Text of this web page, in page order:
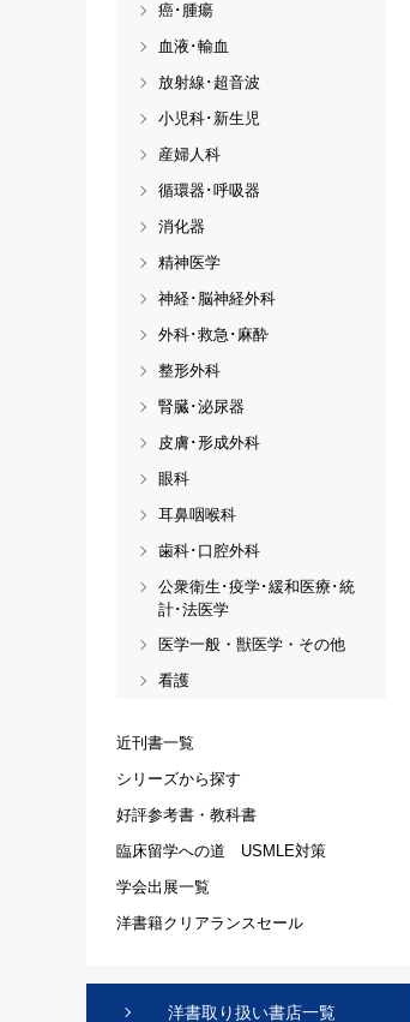
癌･腫瘍
血液･輸血
放射線･超音波
小児科･新生児
産婦人科
循環器･呼吸器
消化器
精神医学
神経･脳神経外科
外科･救急･麻酔
整形外科
腎臓･泌尿器
皮膚･形成外科
眼科
耳鼻咽喉科
歯科･口腔外科
公衆衛生･疫学･緩和医療･統
計･法医学
医学一般・獣医学・その他
看護
近刊書一覧
シリーズから探す
好評参考書・教科書
臨床留学への道 USMLE対策
学会出展一覧
洋書籍クリアランスセール
洋書取り扱い書店一覧